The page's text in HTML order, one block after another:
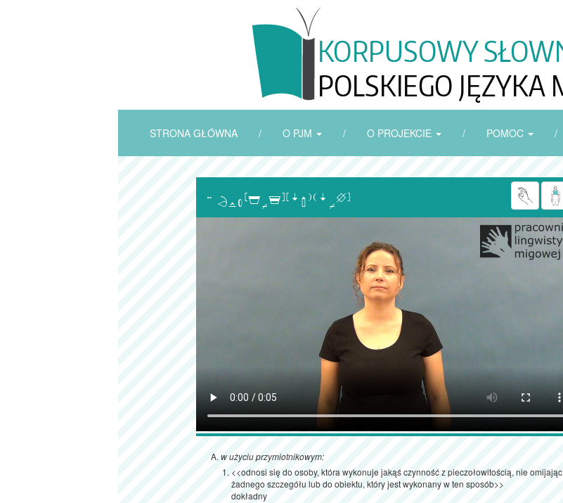
STRONA GŁÓWNA / O PJM / O PROJEKCIE / POMOC /

w użyciu przymiotnikowym:
<<odnosi się do osoby, która wykonuje jakąś czynność z pieczołowitością, nie omijając
żadnego szczegółu lub do obiektu, który jest wykonany w ten sposób>>
dokładny